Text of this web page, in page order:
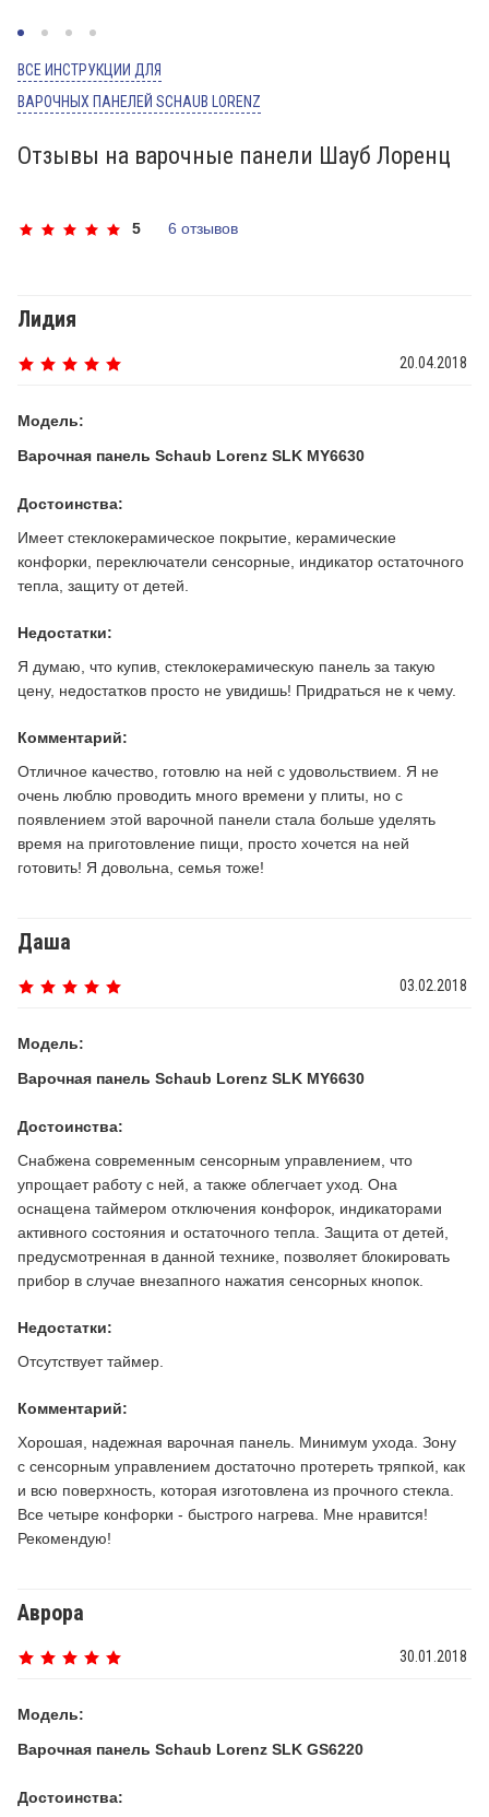
ВСЕ ИНСТРУКЦИИ ДЛЯ
ВАРОЧНЫХ ПАНЕЛЕЙ SCHAUB LORENZ
Отзывы на варочные панели Шауб Лоренц
5 6 отзывов
Лидия
20.04.2018
Модель:
Варочная панель Schaub Lorenz SLK MY6630
Достоинства:
Имеет стеклокерамическое покрытие, керамические
конфорки, переключатели сенсорные, индикатор остаточного
тепла, защиту от детей.
Недостатки:
Я думаю, что купив, стеклокерамическую панель за такую
цену, недостатков просто не увидишь! Придраться не к чему.
Комментарий:
Отличное качество, готовлю на ней с удовольствием. Я не
очень люблю проводить много времени у плиты, но с
появлением этой варочной панели стала больше уделять
время на приготовление пищи, просто хочется на ней
готовить! Я довольна, семья тоже!
Даша
03.02.2018
Модель:
Варочная панель Schaub Lorenz SLK MY6630
Достоинства:
Снабжена современным сенсорным управлением, что
упрощает работу с ней, а также облегчает уход. Она
оснащена таймером отключения конфорок, индикаторами
активного состояния и остаточного тепла. Защита от детей,
предусмотренная в данной технике, позволяет блокировать
прибор в случае внезапного нажатия сенсорных кнопок.
Недостатки:
Отсутствует таймер.
Комментарий:
Хорошая, надежная варочная панель. Минимум ухода. Зону
с сенсорным управлением достаточно протереть тряпкой, как
и всю поверхность, которая изготовлена из прочного стекла.
Все четыре конфорки - быстрого нагрева. Мне нравится!
Рекомендую!
Аврора
30.01.2018
Модель:
Варочная панель Schaub Lorenz SLK GS6220
Достоинства: